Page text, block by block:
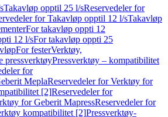
Takavløp opptil 25 l/sReservedeler for
for Takavløp opptil 12 l/sTakavløp
For takavløp oppti 12
12 l/sFor takavløp oppti 25
For festerVerktøy,
pressverktøyPressverktøy – kompatibilitet
for
MeplaReservedeler for Verktøy for
[2]Reservedeler for
for Geberit MapressReservedeler for
kompatibilitet [2]Pressverktøy-